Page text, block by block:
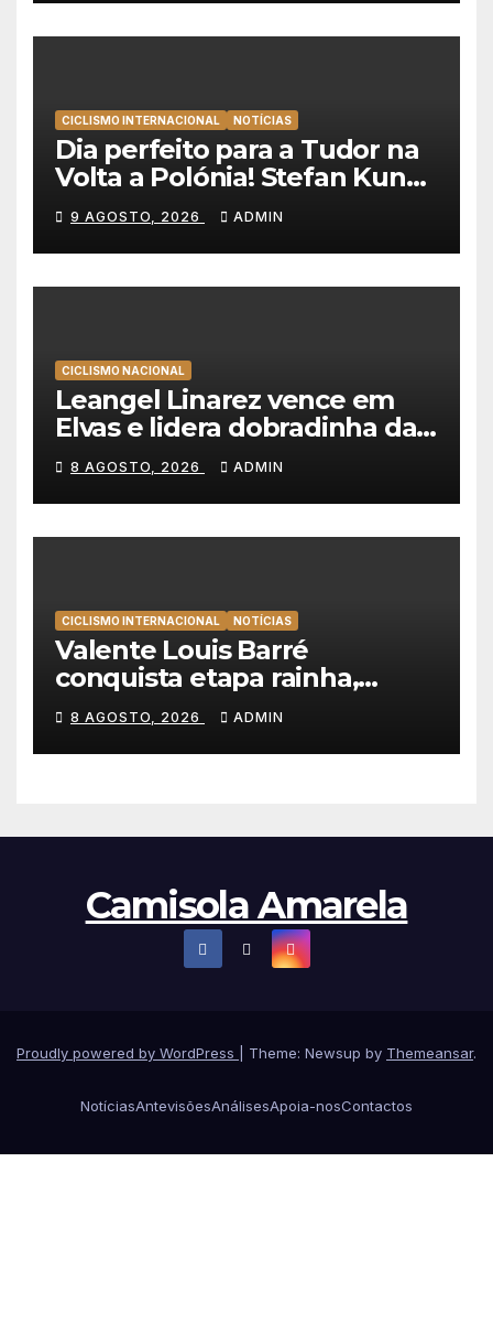
CICLISMO INTERNACIONAL NOTÍCIAS
Dia perfeito para a Tudor na
Volta a Polónia! Stefan Kung
vence contra-relógio e Marco
Brenner revira geral a seu
favor
9 AGOSTO, 2026 ADMIN
CICLISMO NACIONAL
Leangel Linarez vence em
Elvas e lidera dobradinha da
Tavfer-Ovos Matinados-
Mortágua
8 AGOSTO, 2026 ADMIN
CICLISMO INTERNACIONAL NOTÍCIAS
Valente Louis Barré
conquista etapa rainha,
Christian Scaroni é o novo
líder da Volta a Polónia
8 AGOSTO, 2026 ADMIN
Camisola Amarela
Proudly powered by WordPress Theme: Newsup by Themeansar.
NotíciasAntevisõesAnálisesApoia-nosContactos